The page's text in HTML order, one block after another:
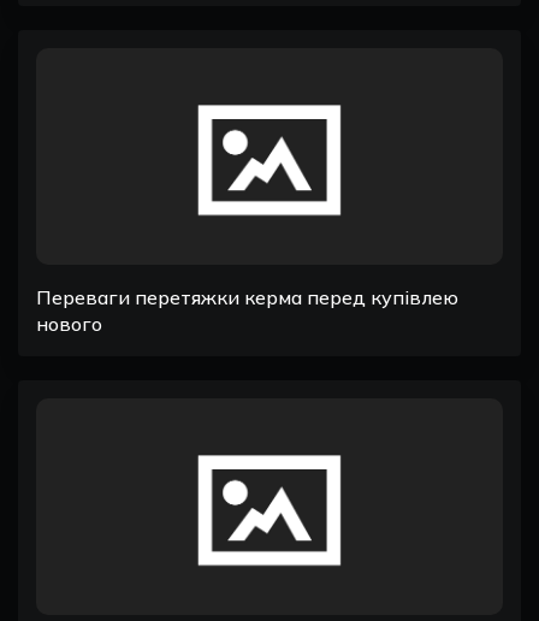
Переваги перетяжки керма перед купівлею
нового